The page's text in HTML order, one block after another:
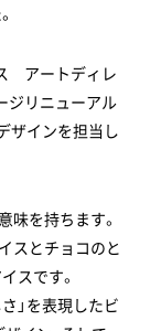
アートディレ
ジリニューアル
ザインを担当し
味を持ちます。
スとチョコのと
スです。
」を表現したビ